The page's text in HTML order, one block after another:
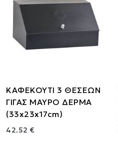
ΚΑΦΕΚΟΥΤΙ 3 ΘΕΣΕΩΝ
ΓΙΓΑΣ ΜΑΥΡΟ ΔΕΡΜΑ
(33x23x17cm)
42.52 €